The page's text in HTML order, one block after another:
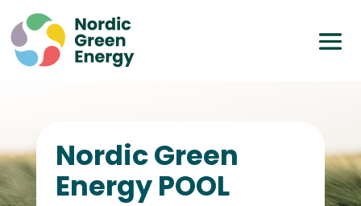
Nordic Green
Energy POOL